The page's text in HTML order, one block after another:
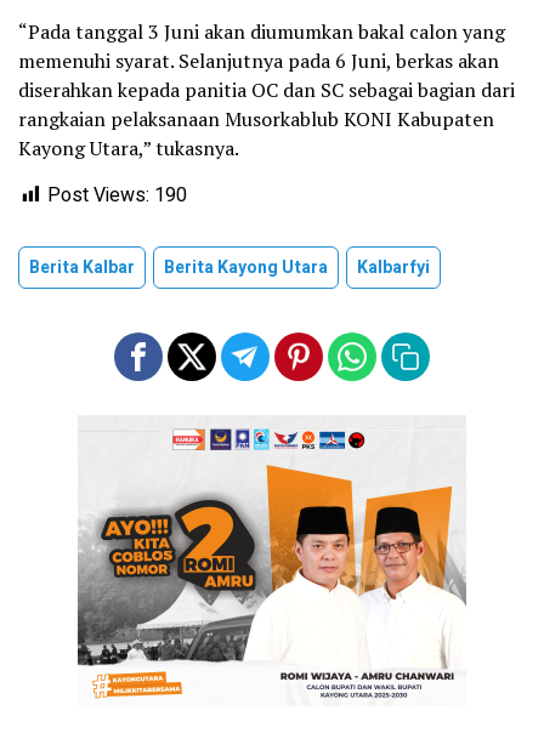
“Pada tanggal 3 Juni akan diumumkan bakal calon yang
memenuhi syarat. Selanjutnya pada 6 Juni, berkas akan
diserahkan kepada panitia OC dan SC sebagai bagian dari
rangkaian pelaksanaan Musorkablub KONI Kabupaten
Kayong Utara,” tukasnya.
Post Views: 190
Berita Kalbar Berita Kayong Utara Kalbarfyi